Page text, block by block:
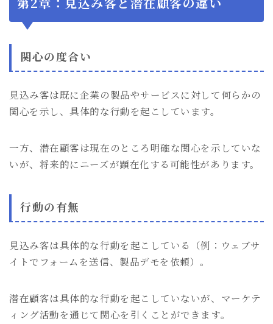
関心の度合い
見込み客は既に企業の製品やサービスに対して何らかの
関心を示し、具体的な行動を起こしています。
一方、潜在顧客は現在のところ明確な関心を示していな
いが、将来的にニーズが顕在化する可能性があります。
行動の有無
見込み客は具体的な行動を起こしている（例：ウェブサ
イトでフォームを送信、製品デモを依頼）。
潜在顧客は具体的な行動を起こしていないが、マーケテ
ィング活動を通じて関心を引くことができます。